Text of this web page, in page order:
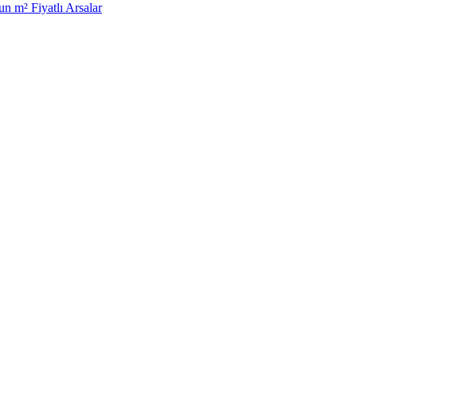
m² Fiyatlı Arsalar